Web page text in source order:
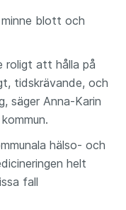
blott och
roligt att hålla på
tidskrävande, och
säger Anna-Karin
hälso- och
helt
fall